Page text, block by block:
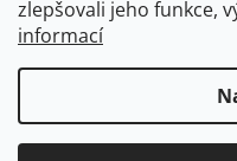
zlepšovali jeho funkce,
informací
Copyright 2026ZETRA